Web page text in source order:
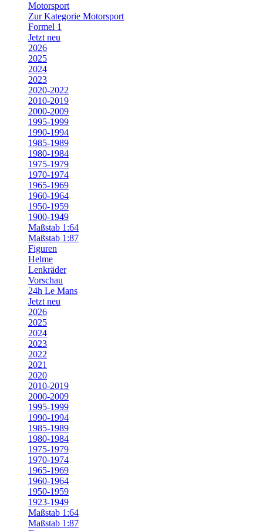
Motorsport
Zur Kategorie Motorsport
Formel 1
Jetzt neu
2026
2025
2024
2023
2020-2022
2010-2019
2000-2009
1995-1999
1990-1994
1985-1989
1980-1984
1975-1979
1970-1974
1965-1969
1960-1964
1950-1959
1900-1949
Maßstab 1:64
Maßstab 1:87
Figuren
Helme
Lenkräder
Vorschau
24h Le Mans
Jetzt neu
2026
2025
2024
2023
2022
2021
2020
2010-2019
2000-2009
1995-1999
1990-1994
1985-1989
1980-1984
1975-1979
1970-1974
1965-1969
1960-1964
1950-1959
1923-1949
Maßstab 1:64
Maßstab 1:87